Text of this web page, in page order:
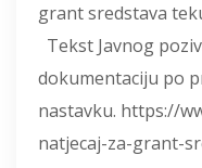
grant sredstava
Tekst Javnog
dokumentaciju po
nastavku. https://
natjecaj-za-grant-